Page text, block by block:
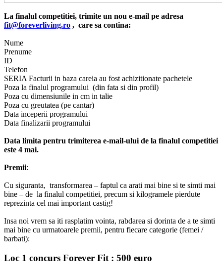
La finalul competitiei, trimite un nou e-mail pe adresa
fit@foreverliving.ro , care sa contina:
Nume
Prenume
ID
Telefon
SERIA Facturii in baza careia au fost achizitionate pachetele
Poza la finalul programului (din fata si din profil)
Poza cu dimensiunile in cm in talie
Poza cu greutatea (pe cantar)
Data inceperii programului
Data finalizarii programului
Data limita pentru trimiterea e-mail-ului de la finalul competitiei
este 4 mai.
Premii:
Cu siguranta, transformarea – faptul ca arati mai bine si te simti mai
bine – de la finalul competitiei, precum si kilogramele pierdute
reprezinta cel mai important castig!
Insa noi vrem sa iti rasplatim vointa, rabdarea si dorinta de a te simti
mai bine cu urmatoarele premii, pentru fiecare categorie (femei /
barbati):
Loc 1 concurs Forever Fit : 500 euro